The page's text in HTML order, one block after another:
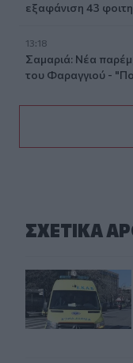
εξαφάνιση 43
13:18
Σαμαριά: Νέα
του Φαραγγιού -
ΣΧΕΤΙΚA
Κοζάνη: Νταλίκα